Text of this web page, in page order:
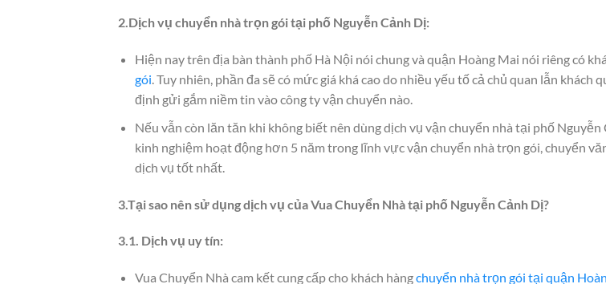
2.Dịch vụ chuyển nhà trọn gói tại phố Nguyễn Cảnh Dị:
Hiện nay trên địa bàn thành phố Hà Nội nói chung và quận Hoàng Mai nói riêng có
gói. Tuy nhiên, phần đa sẽ có mức giá khá cao do nhiều yếu tố cả chủ quan lẫn
định gửi gắm niềm tin vào công ty vận chuyển nào.
Nếu vẫn còn lăn tăn khi không biết nên dùng dịch vụ vận chuyển nhà tại phố
kinh nghiệm hoạt động hơn 5 năm trong lĩnh vực vận chuyển nhà trọn gói, chuyển
dịch vụ tốt nhất.
3.Tại sao nên sử dụng dịch vụ của Vua Chuyển Nhà tại phố Nguyễn Cảnh Dị?
3.1. Dịch vụ uy tín:
Vua Chuyển Nhà cam kết cung cấp cho khách hàngchuyển nhà trọn gói tại quận